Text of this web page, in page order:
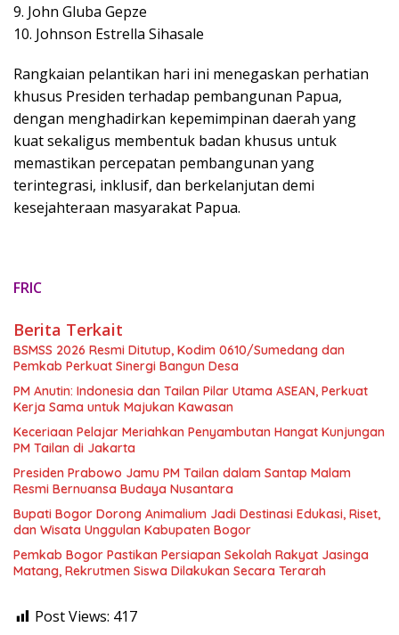
9. John Gluba Gepze
10. Johnson Estrella Sihasale
Rangkaian pelantikan hari ini menegaskan perhatian
khusus Presiden terhadap pembangunan Papua,
dengan menghadirkan kepemimpinan daerah yang
kuat sekaligus membentuk badan khusus untuk
memastikan percepatan pembangunan yang
terintegrasi, inklusif, dan berkelanjutan demi
kesejahteraan masyarakat Papua.
FRIC
Berita Terkait
BSMSS 2026 Resmi Ditutup, Kodim 0610/Sumedang dan
Pemkab Perkuat Sinergi Bangun Desa
PM Anutin: Indonesia dan Tailan Pilar Utama ASEAN, Perkuat
Kerja Sama untuk Majukan Kawasan
Keceriaan Pelajar Meriahkan Penyambutan Hangat Kunjungan
PM Tailan di Jakarta
Presiden Prabowo Jamu PM Tailan dalam Santap Malam
Resmi Bernuansa Budaya Nusantara
Bupati Bogor Dorong Animalium Jadi Destinasi Edukasi, Riset,
dan Wisata Unggulan Kabupaten Bogor
Pemkab Bogor Pastikan Persiapan Sekolah Rakyat Jasinga
Matang, Rekrutmen Siswa Dilakukan Secara Terarah
Post Views: 417